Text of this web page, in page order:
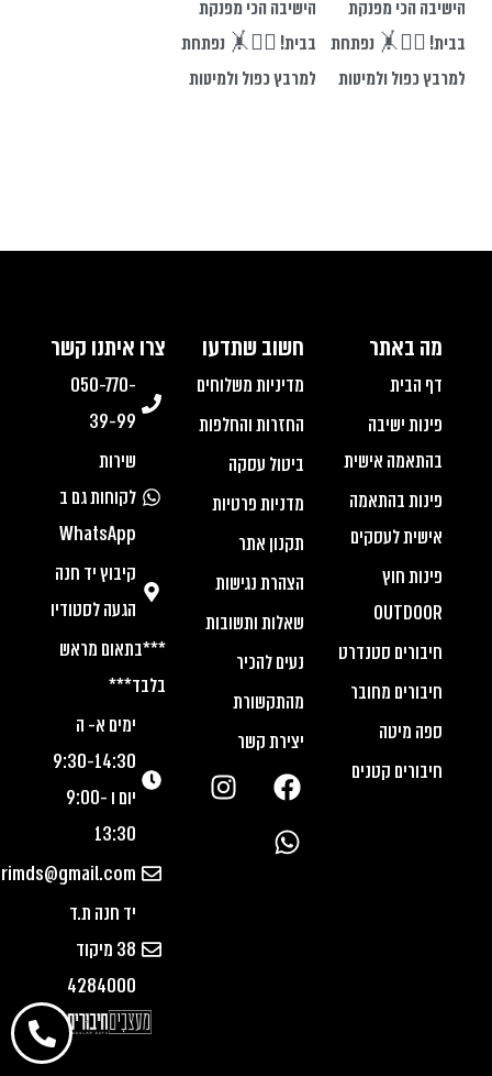
מה באתר
דף הבית
פינות ישיבה
בהתאמה אישית
פינות בהתאמה
אישית לעסקים
פינות חוץ
OUTDOOR
חיבורים סטנדרט
חיבורים מחובר
ספה מיטה
חיבורים קטנים
חשוב שתדעו
מדיניות משלוחים
החזרות והחלפות
ביטול עסקה
מדניות פרטיות
תקנון אתר
הצהרת נגישות
שאלות ותשובות
נעים להכיר
מהתקשורת
יצירת קשר
צרו איתנו קשר
050-770-
39-99
שירות
לקוחות גם ב
WhatsApp
קיבוץ יד חנה
הגעה לסטודיו
***בתאום מראש
בלבד***
ימים א- ה
9:30-14:30
יום ו 9:00-
13:30
יד חנה ת.ד
38 מיקוד
4284000